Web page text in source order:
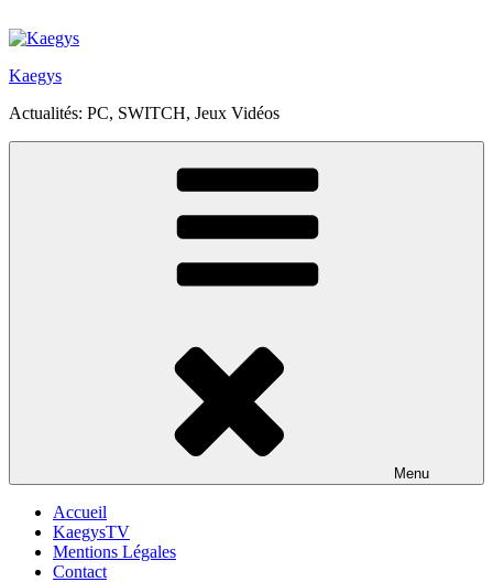
au
principal
Kaegys
Actualités: PC, SWITCH, Jeux Vidéos
Menu
Accueil
KaegysTV
Mentions Légales
Contact